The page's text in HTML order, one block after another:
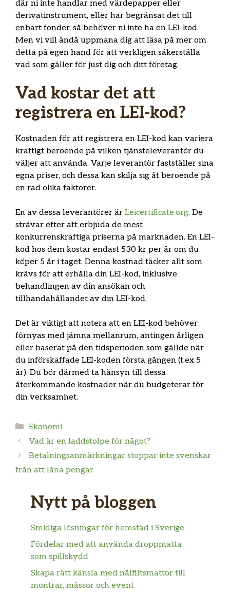
där ni inte handlar med värdepapper eller
derivatinstrument, eller har begränsat det till
enbart fonder, så behöver ni inte ha en LEI-kod.
Men vi vill ändå uppmana dig att läsa på mer om
detta på egen hand för att verkligen säkerställa
vad som gäller för just dig och ditt företag.
Vad kostar det att
registrera en LEI-kod?
Kostnaden för att registrera en LEI-kod kan variera
kraftigt beroende på vilken tjänsteleverantör du
väljer att använda. Varje leverantör fastställer sina
egna priser, och dessa kan skilja sig åt beroende på
en rad olika faktorer.
En av dessa leverantörer är Leicertificate.org. De
strävar efter att erbjuda de mest
konkurrenskraftiga priserna på marknaden. En LEI-
kod hos dem kostar endast 530 kr per år om du
köper 5 år i taget. Denna kostnad täcker allt som
krävs för att erhålla din LEI-kod, inklusive
behandlingen av din ansökan och
tillhandahållandet av din LEI-kod.
Det är viktigt att notera att en LEI-kod behöver
förnyas med jämna mellanrum, antingen årligen
eller baserat på den tidsperioden som gällde när
du införskaffade LEI-koden första gången (t.ex 5
år). Du bör därmed ta hänsyn till dessa
återkommande kostnader när du budgeterar för
din verksamhet.
Kategorier
Ekonomi
Vad är en laddstolpe för något?
Betalningsanmärkningar stoppar inte svenskar
från att låna pengar
Nytt på bloggen
Smidiga lösningar för hemstäd i Sverige
Fördelar med att använda droppmatta
som spillskydd
Skapa rätt känsla med nålfiltsmattor till
montrar, mässor och event